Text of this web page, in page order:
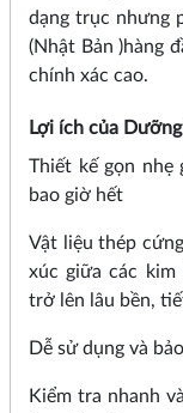
dạng trục nhưng
(Nhật Bản )hàng
chính xác cao.
Lợi ích của
Thiết kế gọn
bao giờ hết
Vật liệu thép
xúc giữa các
trở lên lâu bền,
Dễ sử dụng và
Kiểm tra nhanh